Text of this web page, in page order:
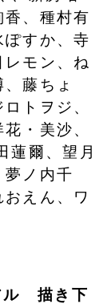
、種村有
すか、寺
モン、ね
藤ちょ
トヲジ、
・美沙、
蓮爾、望月
夢ノ内千
えん、ワ
ル 描き下